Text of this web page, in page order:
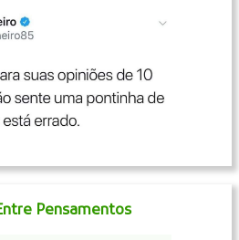
Pensamentos